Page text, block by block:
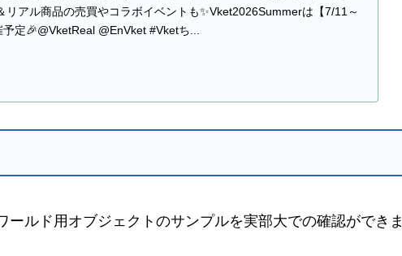
リアル商品の売買やコラボイベントも✨Vket2026Summerは【7/11～
定🎉@VketReal @EnVket #Vketち...
ールド用オブジェクトのサンプルを実部大での確認ができま